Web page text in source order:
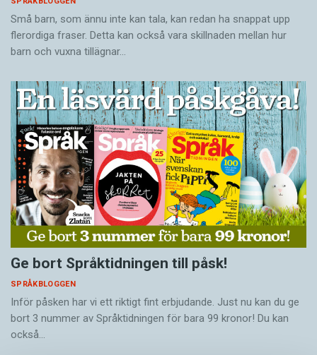
Små barn, som ännu inte kan tala, kan redan ha snappat upp
flerordiga fraser. Detta kan också vara skillnaden mellan hur
barn och vuxna tillägnar…
Ge bort Språktidningen till påsk!
SPRÅKBLOGGEN
Inför påsken har vi ett riktigt fint erbjudande. Just nu kan du ge
bort 3 nummer av Språktidningen för bara 99 kronor! Du kan
också…